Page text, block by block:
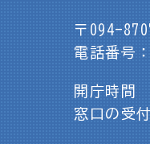
〒094-
電話番号
開庁時間
窓口の受